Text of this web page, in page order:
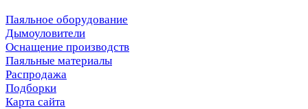
Паяльное оборудование
Дымоуловители
Оснащение производств
Паяльные материалы
Распродажа
Подборки
Карта сайта